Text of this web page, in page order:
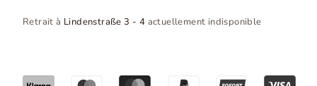
Retrait à Lindenstraße 3 - 4 actuellement indisponible